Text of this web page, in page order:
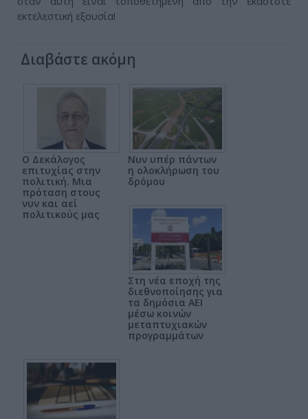
εκτελεστική εξουσία!
Διαβάστε ακόμη
Ο Δεκάλογος
επιτυχίας στην
πολιτική. Μια
πρόταση στους
νυν και αεί
πολιτικούς μας
Νυν υπέρ πάντων
η ολοκλήρωση του
δρόμου
Στη νέα εποχή της
διεθνοποίησης για
τα δημόσια ΑΕΙ
μέσω κοινών
μεταπτυχιακών
προγραμμάτων